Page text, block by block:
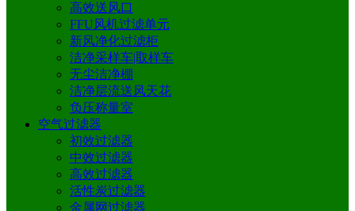
高效送风口
FFU风机过滤单元
新风净化过滤柜
洁净采样车|取样车
无尘洁净棚
洁净层流送风天花
负压称量室
空气过滤器
初效过滤器
中效过滤器
高效过滤器
活性炭过滤器
金属网过滤器